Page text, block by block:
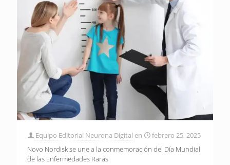
Equipo Editorial Neurona Digital en
febrero 25, 2025
Novo Nordisk se une a la conmemoración del Día Mundial
de las Enfermedades Raras